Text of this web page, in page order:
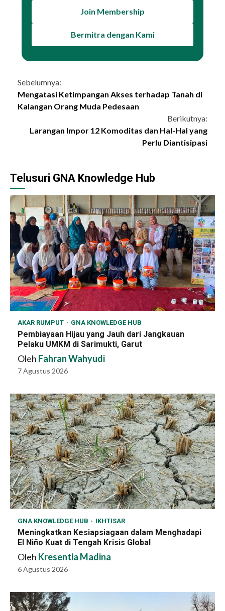
Join Membership
Bermitra dengan Kami
Continue
Reading
Sebelumnya:
Mengatasi Ketimpangan Akses terhadap Tanah di
Kalangan Orang Muda Pedesaan
Berikutnya:
Larangan Impor 12 Komoditas dan Hal-Hal yang
Perlu Diantisipasi
Telusuri GNA Knowledge Hub
AKAR RUMPUT GNA KNOWLEDGE HUB
Pembiayaan Hijau yang Jauh dari Jangkauan
Pelaku UMKM di Sarimukti, Garut
Oleh Fahran Wahyudi
7 Agustus 2026
GNA KNOWLEDGE HUB IKHTISAR
Meningkatkan Kesiapsiagaan dalam Menghadapi
El Niño Kuat di Tengah Krisis Global
Oleh Kresentia Madina
6 Agustus 2026